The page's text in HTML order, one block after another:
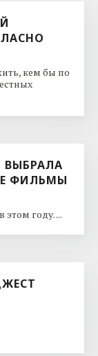
кем бы по
ВЫБРАЛА
ФИЛЬМЫ
году. ...